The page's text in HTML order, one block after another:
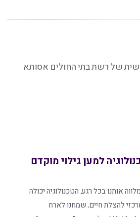
של רשת בתי החולים אסותא
למען גילוי מוקדם
אותנו בכל רגע, הטכנולוגיה יכולה
להצלת חיים. שמחנו לארח